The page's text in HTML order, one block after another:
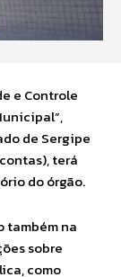
e Controle
de Sergipe
terá
do órgão.
também na
sobre
como